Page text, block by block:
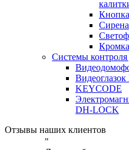
Сирена
Системы контроля
KEYCODE
DH-LOCK
Отзывы наших клиентов
"